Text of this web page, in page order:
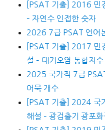
[PSAT 기출] 2016 민
– 자연수 인접한 숫자
2026 7급 PSAT 언어
[PSAT 기출] 2017 민
설 – 대기오염 통합지수
2025 국가직 7급
어묵 개수
[PSAT 기출] 2024 국
해설 – 광검출기 광포